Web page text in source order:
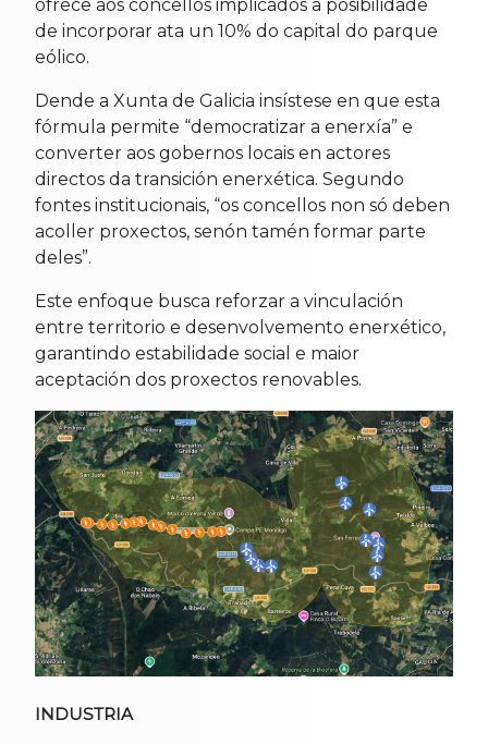
ofrece aos concellos implicados a posibilidade
de incorporar ata un 10% do capital do parque
eólico.
Dende a Xunta de Galicia insístese en que esta
fórmula permite “democratizar a enerxía” e
converter aos gobernos locais en actores
directos da transición enerxética. Segundo
fontes institucionais, “os concellos non só deben
acoller proxectos, senón tamén formar parte
deles”.
Este enfoque busca reforzar a vinculación
entre territorio e desenvolvemento enerxético,
garantindo estabilidade social e maior
aceptación dos proxectos renovables.
INDUSTRIA